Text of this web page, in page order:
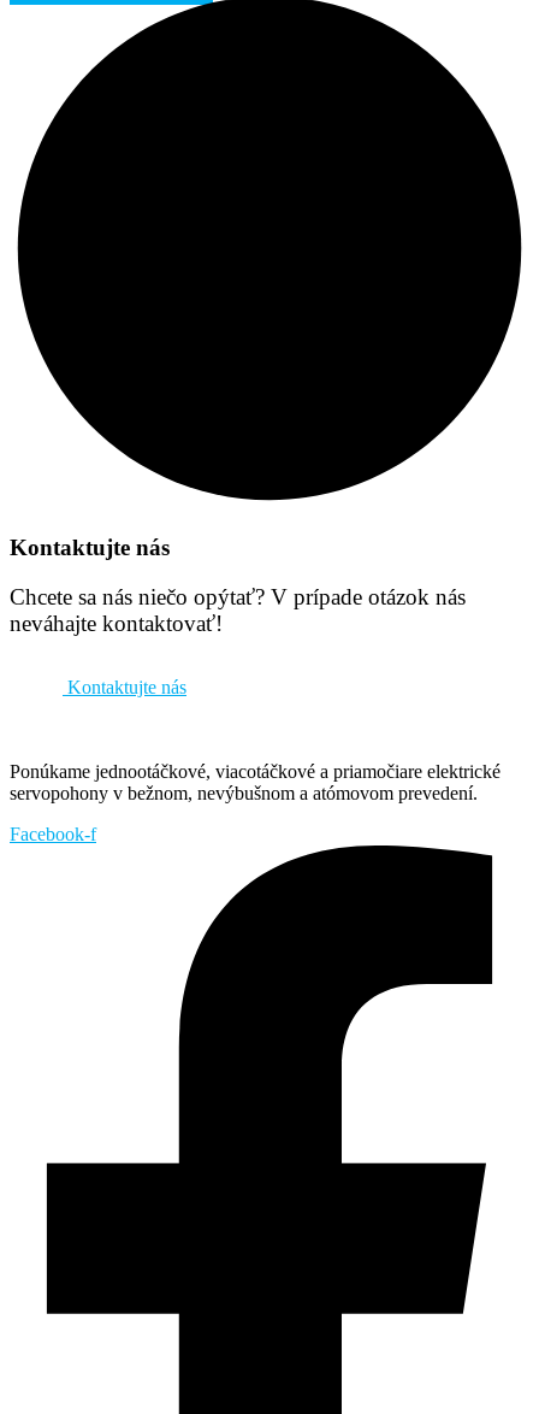
Kontaktujte nás
Chcete sa nás niečo opýtať? V prípade otázok nás
neváhajte kontaktovať!
Kontaktujte nás
Ponúkame jednootáčkové, viacotáčkové a priamočiare elektrické
servopohony v bežnom, nevýbušnom a atómovom prevedení.
Facebook-f